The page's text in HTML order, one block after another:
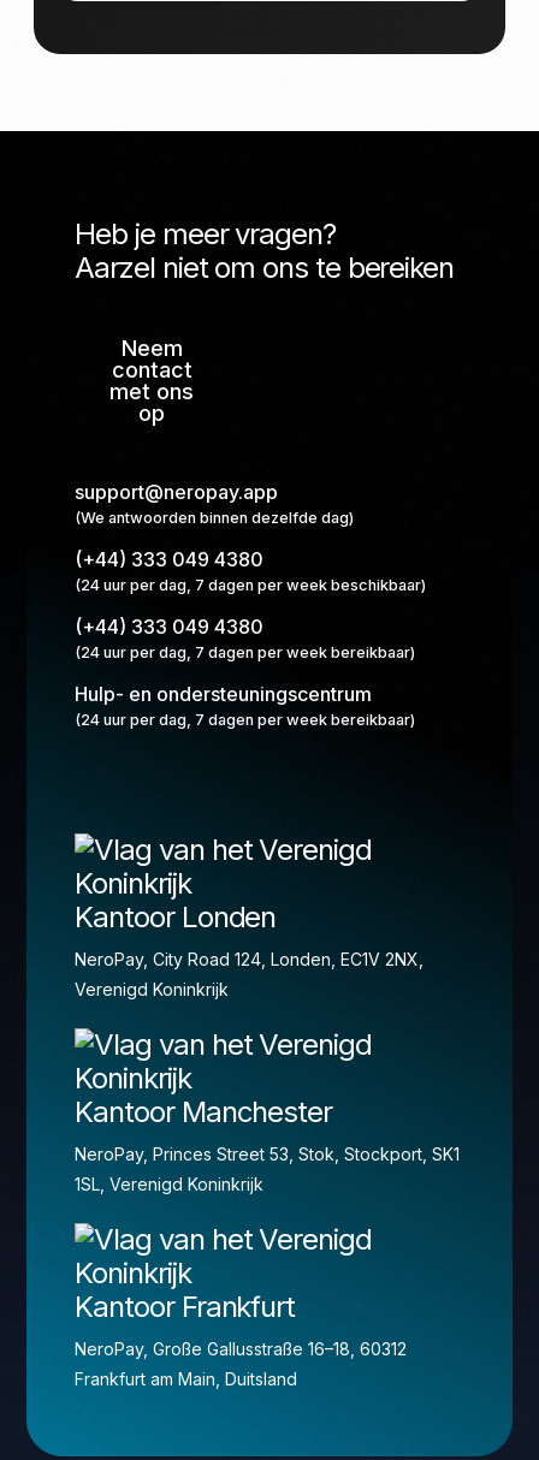
Heb je meer vragen?
Aarzel niet om ons te bereiken
Neem
contact
met ons
op
support@neropay.app
(We antwoorden binnen dezelfde dag)
(+44) 333 049 4380
(24 uur per dag, 7 dagen per week beschikbaar)
(+44) 333 049 4380
(24 uur per dag, 7 dagen per week bereikbaar)
Hulp- en ondersteuningscentrum
(24 uur per dag, 7 dagen per week bereikbaar)
Kantoor Londen
NeroPay, City Road 124, Londen, EC1V 2NX,
Verenigd Koninkrijk
Kantoor Manchester
NeroPay, Princes Street 53, Stok, Stockport, SK1
1SL, Verenigd Koninkrijk
Kantoor Frankfurt
NeroPay, Große Gallusstraße 16–18, 60312
Frankfurt am Main, Duitsland